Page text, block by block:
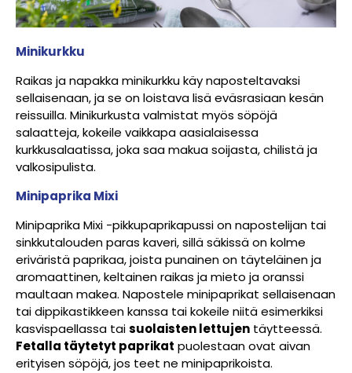
Minikurkku
Raikas ja napakka minikurkku käy naposteltavaksi
sellaisenaan, ja se on loistava lisä eväsrasiaan kesän
reissuilla. Minikurkusta valmistat myös söpöjä
salaatteja, kokeile vaikkapa aasialaisessa
kurkkusalaatissa, joka saa makua soijasta, chilistä ja
valkosipulista.
Minipaprika Mixi
Minipaprika Mixi -pikkupaprikapussi on napostelijan tai
sinkkutalouden paras kaveri, sillä säkissä on kolme
eriväristä paprikaa, joista punainen on täyteläinen ja
aromaattinen, keltainen raikas ja mieto ja oranssi
maultaan makea. Napostele minipaprikat sellaisenaan
tai dippikastikkeen kanssa tai kokeile niitä esimerkiksi
kasvispaellassa taisuolaisten lettujen täytteessä.
Fetalla täytetyt paprikat puolestaan ovat aivan
erityisen söpöjä, jos teet ne minipaprikoista.